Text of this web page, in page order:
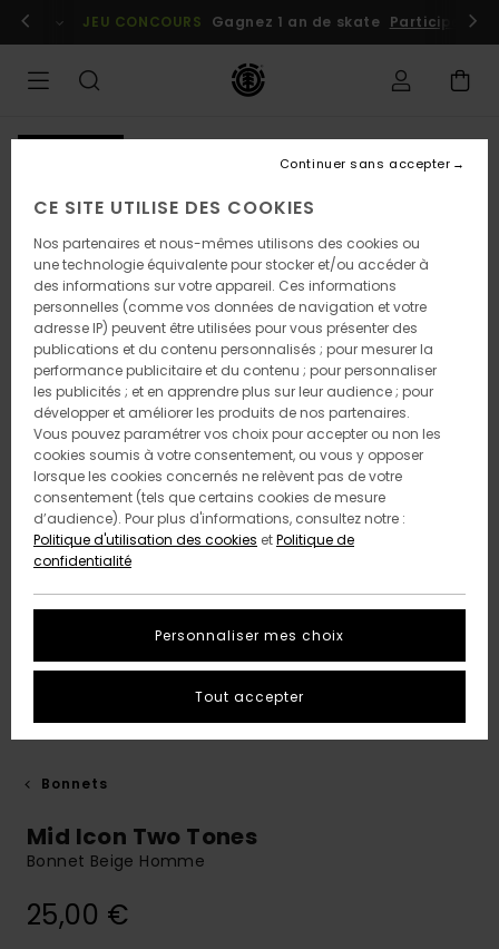
l'information
Se connecter / s'inscrire
JEU CONCOURS Gagnez 1 an de skate Participez
Bonnets
Mid Icon Two Tones
Bonnet Beige Homme
25,00 €
CE SITE UTILISE DES COOKIES
Nos partenaires et nous-mêmes utilisons des cookies ou
une technologie équivalente pour stocker et/ou accéder à
des informations sur votre appareil. Ces informations
personnelles (comme vos données de navigation et votre
adresse IP) peuvent être utilisées pour vous présenter des
publications et du contenu personnalisés ; pour mesurer la
performance publicitaire et du contenu ; pour personnaliser
les publicités ; et en apprendre plus sur leur audience ; pour
développer et améliorer les produits de nos partenaires.
Vous pouvez paramétrer vos choix pour accepter ou non les
cookies soumis à votre consentement, ou vous y opposer
lorsque les cookies concernés ne relèvent pas de votre
consentement (tels que certains cookies de mesure
d’audience). Pour plus d'informations, consultez notre :
Politique d'utilisation des cookies etPolitique de
confidentialité
Personnaliser mes choix
Continuer sans accepter
Tout accepter